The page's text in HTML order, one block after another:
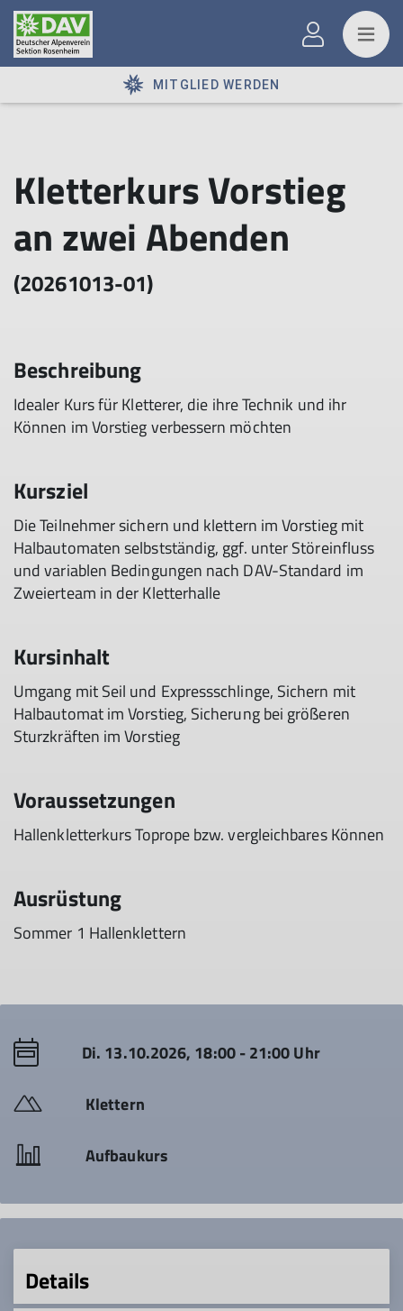
MITGLIED WERDEN
Kletterkurs Vorstieg
an zwei Abenden
(20261013-01)
Beschreibung
Idealer Kurs für Kletterer, die ihre Technik und ihr
Können im Vorstieg verbessern möchten
Kursziel
Die Teilnehmer sichern und klettern im Vorstieg mit
Halbautomaten selbstständig, ggf. unter Störeinfluss
und variablen Bedingungen nach DAV-Standard im
Zweierteam in der Kletterhalle
Kursinhalt
Umgang mit Seil und Expressschlinge, Sichern mit
Halbautomat im Vorstieg, Sicherung bei größeren
Sturzkräften im Vorstieg
Voraussetzungen
Hallenkletterkurs Toprope bzw. vergleichbares Können
Ausrüstung
Sommer 1 Hallenklettern
Di. 13.10.2026, 18:00 - 21:00 Uhr
Klettern
Aufbaukurs
Details